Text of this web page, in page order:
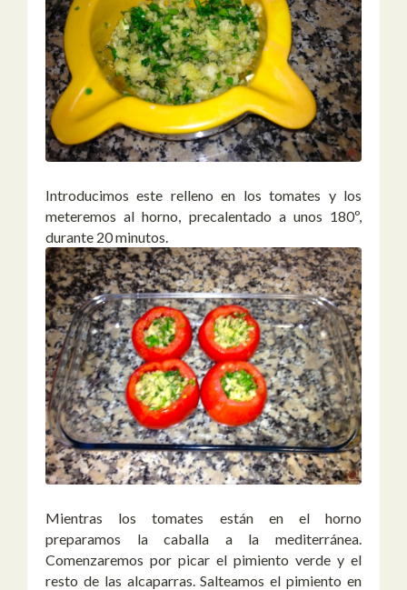
Introducimos este relleno en los tomates y los
meteremos al horno, precalentado a unos 180º,
durante 20 minutos.
Mientras los tomates están en el horno
preparamos la caballa a la mediterránea.
Comenzaremos por picar el pimiento verde y el
resto de las alcaparras. Salteamos el pimiento en